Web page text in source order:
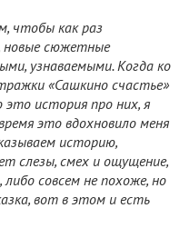
чтобы как раз
новые сюжетные
узнаваемыми. Когда ко
«Сашкино счастье»
история про них, я
это вдохновило меня
историю,
слезы, смех и ощущение,
совсем не похоже, но
вот в этом и есть